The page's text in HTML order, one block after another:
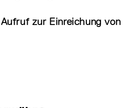
zur Einreichung von